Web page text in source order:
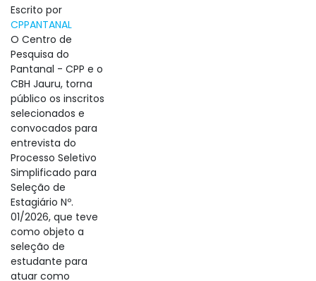
Escrito por
CPPANTANAL
O Centro de
Pesquisa do
Pantanal - CPP e o
CBH Jauru, torna
público os inscritos
selecionados e
convocados para
entrevista do
Processo Seletivo
Simplificado para
Seleção de
Estagiário Nº.
01/2026, que teve
como objeto a
seleção de
estudante para
atuar como